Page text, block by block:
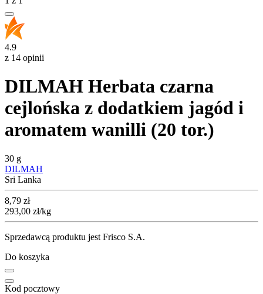
4.9
z 14 opinii
DILMAH Herbata czarna
cejlońska z dodatkiem jagód i
aromatem wanilli (20 tor.)
30 g
DILMAH
Sri Lanka
Cena
8,79 zł
293,00 zł/kg
Sprzedawcą produktu jest Frisco S.A.
Do koszyka
Kod pocztowy